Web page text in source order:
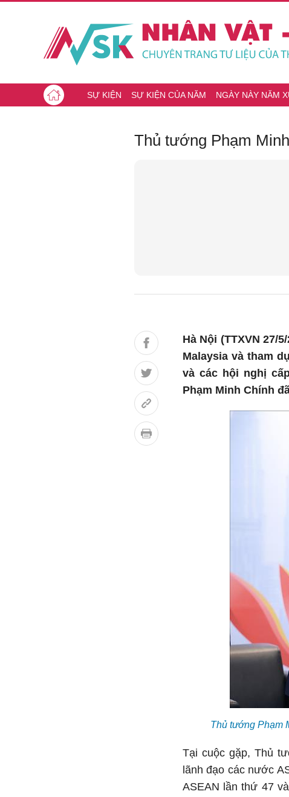
SỰ KIỆN SỰ KIỆN CỦA NĂM NGÀY NÀY NĂM
Thủ tướng Phạm
Hà Nội (TTXVN 27/
Malaysia và tham
và các hội nghị
Phạm Minh Chính
Thủ tướng Phạm
Tại cuộc gặp, Thủ
lãnh đạo các nước
ASEAN lần thứ 47